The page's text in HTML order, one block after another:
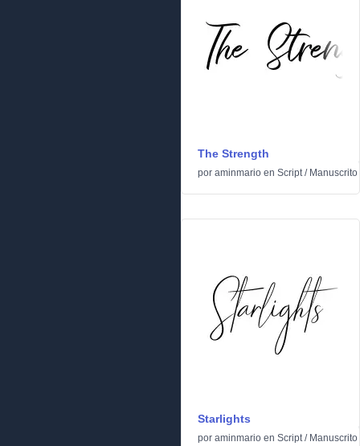
The Strength
por aminmario en Script/ Manuscrito
Starlights
por aminmario en Script/ Manuscrito